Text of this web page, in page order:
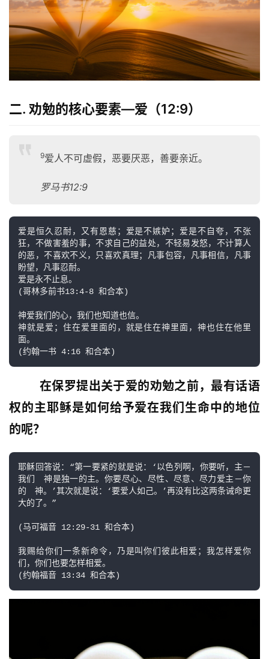
二. 劝勉的核心要素—爱（12:9）
9爱人不可虚假，恶要厌恶，善要亲近。
罗马书12:9
爱是恒久忍耐，又有恩慈；爱是不嫉妒；爱是不自夸，不张
狂，不做害羞的事，不求自己的益处，不轻易发怒，不计算人
的恶，不喜欢不义，只喜欢真理；凡事包容，凡事相信，凡事
盼望，凡事忍耐。
爱是永不止息。
(哥林多前书13:4-8 和合本)
神爱我们的心，我们也知道也信。
神就是爱；住在爱里面的，就是住在神里面，神也住在他里
面。
在保罗提出关于爱的劝勉之前，最有话语
权的主耶稣是如何给予爱在我们生命中的地位
的呢？
耶稣回答说：“第一要紧的就是说：‘以色列啊，你要听，主－
我们　神是独一的主。你要尽心、尽性、尽意、尽力爱主－你
的　神。’其次就是说：‘要爱人如己。’再没有比这两条诫命更
大的了。”
(马可福音 12:29-31 和合本)
我赐给你们一条新命令，乃是叫你们彼此相爱；我怎样爱你
们，你们也要怎样相爱。